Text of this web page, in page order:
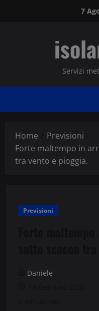
7
Servizi
Home
Previsioni
Forte maltempo in
tra vento e pioggia.
Previsioni
Daniele